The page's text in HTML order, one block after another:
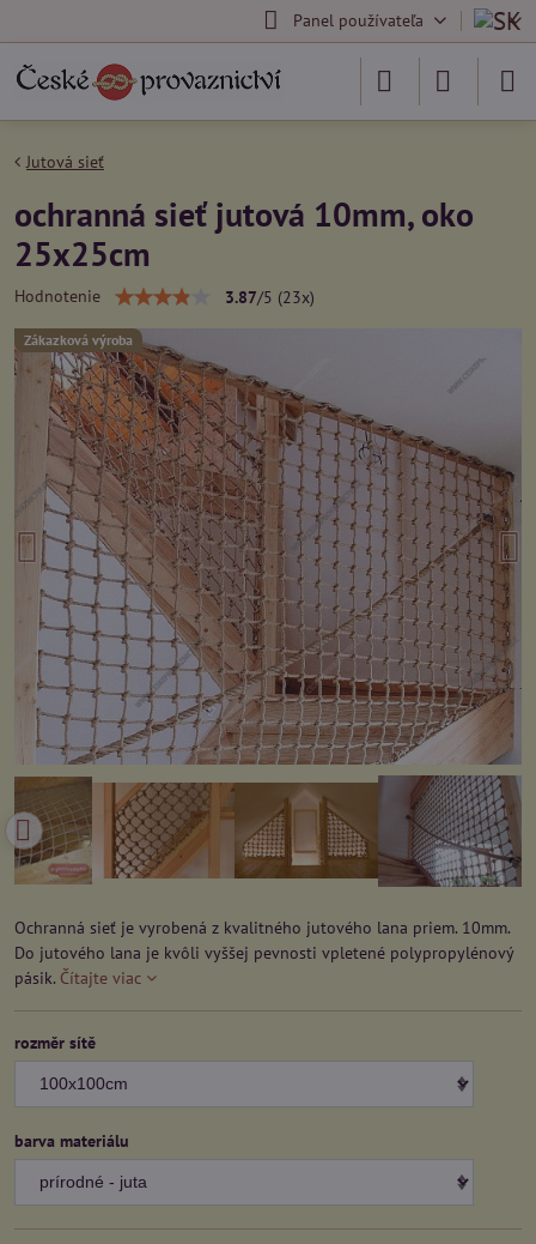
Panel používateľa
Zákazková výroba
Jutová sieť
ochranná sieť jutová 10mm, oko
25x25cm
Hodnotenie 3.87/5 (23x)
Ochranná sieť je vyrobená z kvalitného jutového lana priem. 10mm.
Do jutového lana je kvôli vyššej pevnosti vpletené polypropylénový
pásik. Čítajte viac
rozměr sítě
barva materiálu